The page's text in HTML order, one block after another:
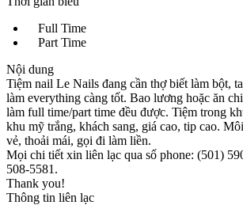
Full Time
Part Time
Nội dung
Tiệm nail Le Nails đang cần thợ biết làm bột,
làm everything càng tốt. Bao lương hoặc ăn
làm full time/part time đều được. Tiệm trong
khu mỹ trắng, khách sang, giá cao, tip cao.
vẻ, thoải mái, gọi đi làm liền.
Mọi chi tiết xin liên lạc qua số phone: (501)
508-5581.
Thank you!
Thông tin liên lạc